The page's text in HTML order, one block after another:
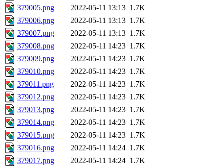
379005.png
2022-05-11 13:13 1.7K
379006.png
2022-05-11 13:13 1.7K
379007.png
2022-05-11 13:13 1.7K
379008.png
2022-05-11 14:23 1.7K
379009.png
2022-05-11 14:23 1.7K
379010.png
2022-05-11 14:23 1.7K
379011.png
2022-05-11 14:23 1.7K
379012.png
2022-05-11 14:23 1.7K
379013.png
2022-05-11 14:23 1.7K
379014.png
2022-05-11 14:23 1.7K
379015.png
2022-05-11 14:23 1.7K
379016.png
2022-05-11 14:24 1.7K
379017.png
2022-05-11 14:24 1.7K